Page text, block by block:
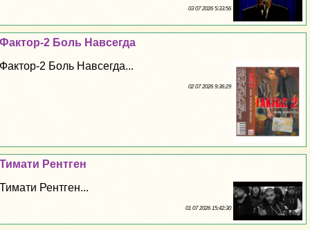
03 07 2026 5:33:56
Фактор-2 Боль Навсегда
Фактор-2 Боль Навсегда...
02 07 2026 9:36:29
Тимати Рентген
Тимати Рентген...
01 07 2026 15:42:30